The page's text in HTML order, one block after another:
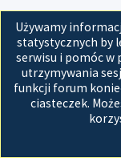
Używamy
statystycznych by
serwisu i pomóc w
utrzymywania
funkcji forum
ciasteczek.